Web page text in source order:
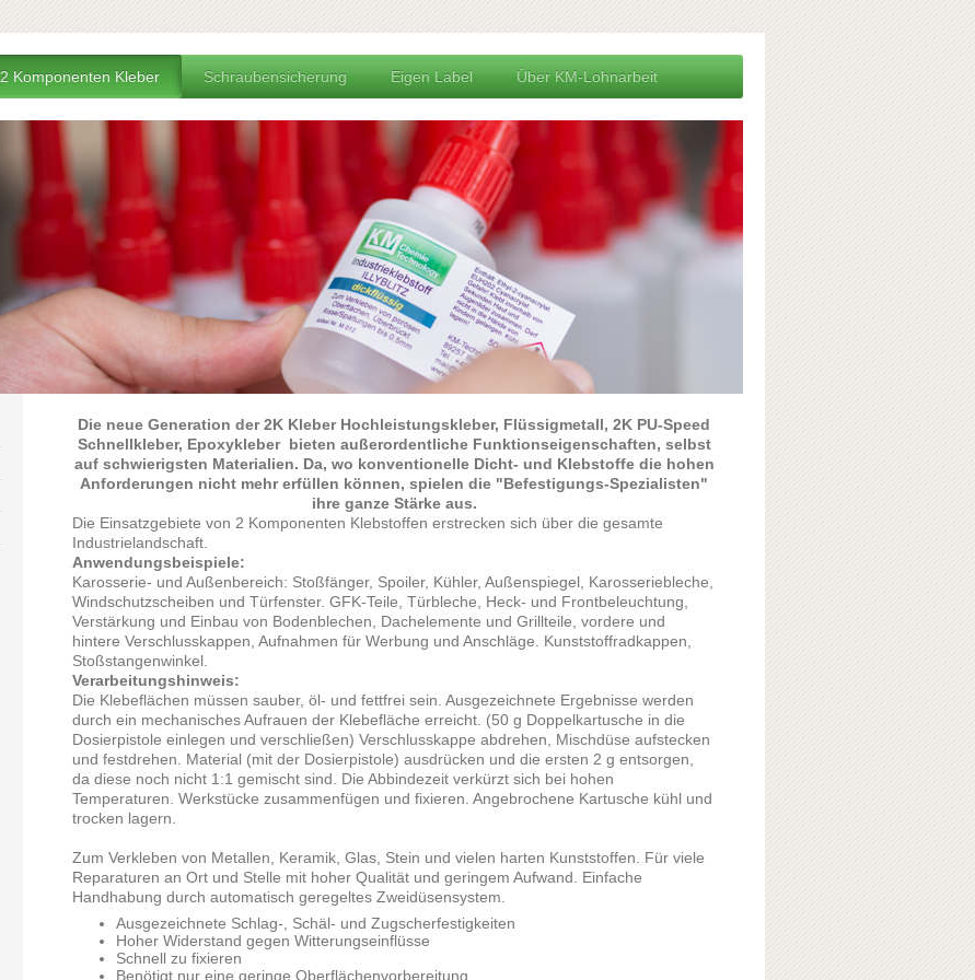
2 Komponenten Kleber Schraubensicherung Eigen Label Über KM-Lohnarbeit
Die neue Generation der 2K Kleber Hochleistungskleber, Flüssigmetall, 2K PU-Speed
Schnellkleber, Epoxykleber bieten außerordentliche Funktionseigenschaften, selbst
auf schwierigsten Materialien. Da, wo konventionelle Dicht- und Klebstoffe die hohen
Anforderungen nicht mehr erfüllen können, spielen die "Befestigungs-Spezialisten"
ihre ganze Stärke aus.
Die Einsatzgebiete von 2 Komponenten Klebstoffen erstrecken sich über die gesamte
Industrielandschaft.
Anwendungsbeispiele:
Karosserie- und Außenbereich: Stoßfänger, Spoiler, Kühler, Außenspiegel, Karosseriebleche,
Windschutzscheiben und Türfenster. GFK-Teile, Türbleche, Heck- und Frontbeleuchtung,
Verstärkung und Einbau von Bodenblechen, Dachelemente und Grillteile, vordere und
hintere Verschlusskappen, Aufnahmen für Werbung und Anschläge. Kunststoffradkappen,
Stoßstangenwinkel.
Verarbeitungshinweis:
Die Klebeflächen müssen sauber, öl- und fettfrei sein. Ausgezeichnete Ergebnisse werden
durch ein mechanisches Aufrauen der Klebefläche erreicht. (50 g Doppelkartusche in die
Dosierpistole einlegen und verschließen) Verschlusskappe abdrehen, Mischdüse aufstecken
und festdrehen. Material (mit der Dosierpistole) ausdrücken und die ersten 2 g entsorgen,
da diese noch nicht 1:1 gemischt sind. Die Abbindezeit verkürzt sich bei hohen
Temperaturen. Werkstücke zusammenfügen und fixieren. Angebrochene Kartusche kühl und
trocken lagern.
Zum Verkleben von Metallen, Keramik, Glas, Stein und vielen harten Kunststoffen. Für viele
Reparaturen an Ort und Stelle mit hoher Qualität und geringem Aufwand. Einfache
Handhabung durch automatisch geregeltes Zweidüsensystem.
Ausgezeichnete Schlag-, Schäl- und Zugscherfestigkeiten
Hoher Widerstand gegen Witterungseinflüsse
Schnell zu fixieren
Benötigt nur eine geringe Oberflächenvorbereitung